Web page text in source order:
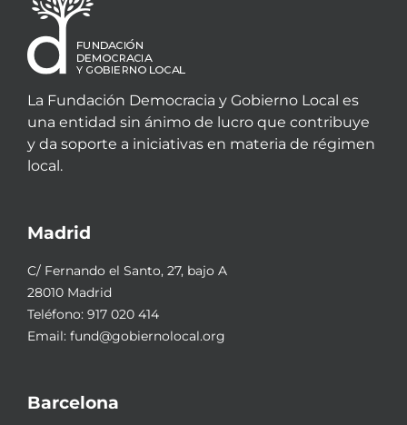
La Fundación Democracia y Gobierno Local es
una entidad sin ánimo de lucro que contribuye
y da soporte a iniciativas en materia de régimen
local.
Madrid
C/ Fernando el Santo, 27, bajo A
28010 Madrid
Teléfono: 917 020 414
Email: fund@gobiernolocal.org
Barcelona